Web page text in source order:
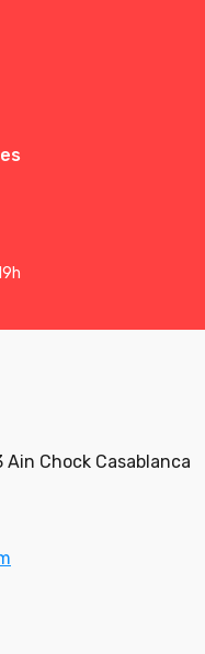
Ain Chock Casablanca